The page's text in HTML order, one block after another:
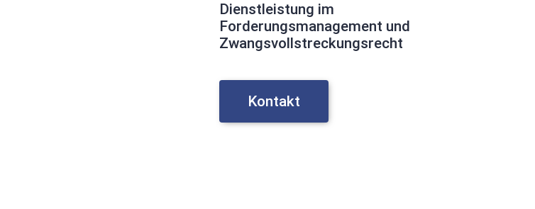
Dienstleistung im
Forderungsmanagement und
Zwangsvollstreckungsrecht
Kontakt